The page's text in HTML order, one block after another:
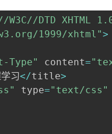
W3C//DTD XHTML
1999/xhtml">
Type" content=
习</title>
type="text/css"